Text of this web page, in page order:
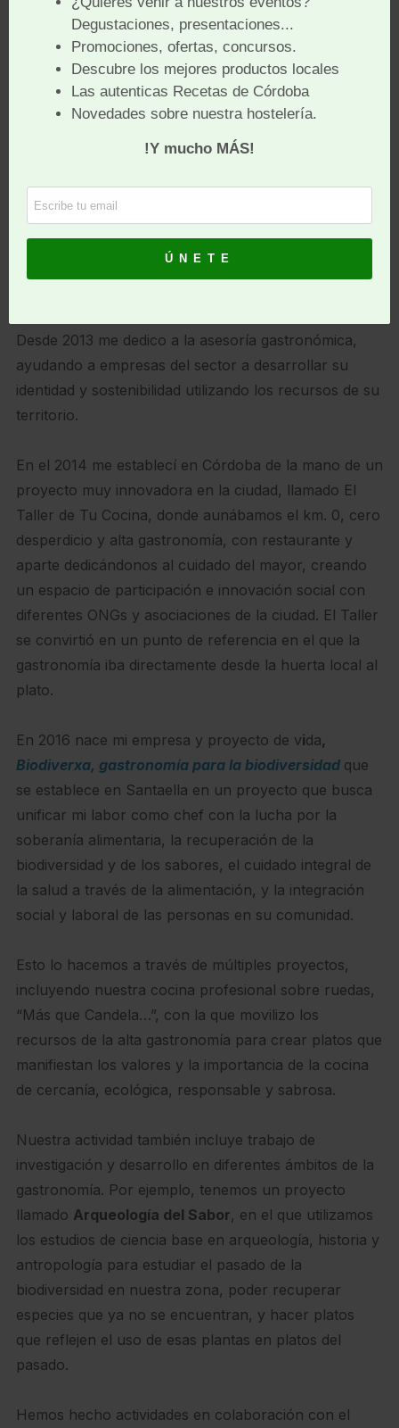
Mi primer proyecto, el Restaurante Iris, en Granada,
fue un referente en cocina de autor basada en km. 0
y cero desperdicio en la ciudad, a la par que un
proyecto de inserción social.
gastronómicos en diferentes puntos de la geografía
española. Mi labor como chef junta la creatividad,
conocimiento y técnica con el respeto a la materia
prima y el compromiso con la justicia social, la
Desde 2013 me dedico a la asesoría gastronómica,
ayudando a empresas del sector a desarrollar su
identidad y sostenibilidad utilizando los recursos de su
territorio.
En el 2014 me establecí en Córdoba de la mano de un
proyecto muy innovadora en la ciudad, llamado El
Taller de Tu Cocina, donde aunábamos el km. 0, cero
desperdicio y alta gastronomía, con restaurante y
aparte dedicándonos al cuidado del mayor, creando
un espacio de participación e innovación social con
diferentes ONGs y asociaciones de la ciudad. El Taller
se convirtió en un punto de referencia en el que la
gastronomía iba directamente desde la huerta local al
plato.
En 2016 nace mi empresa y proyecto de vida,
Biodiverxa, gastronomía para la biodiversidad que
se establece en Santaella en un proyecto que busca
unificar mi labor como chef con la lucha por la
soberanía alimentaria, la recuperación de la
biodiversidad y de los sabores, el cuidado integral de
la salud a través de la alimentación, y la integración
social y laboral de las personas en su comunidad.
Esto lo hacemos a través de múltiples proyectos,
incluyendo nuestra cocina profesional sobre ruedas,
“Más que Candela…”, con la que movilizo los
recursos de la alta gastronomía para crear platos que
manifiestan los valores y la importancia de la cocina
de cercanía, ecológica, responsable y sabrosa.
Nuestra actividad también incluye trabajo de
investigación y desarrollo en diferentes ámbitos de la
gastronomía. Por ejemplo, tenemos un proyecto
llamado Arqueología del Sabor, en el que utilizamos
los estudios de ciencia base en arqueología, historia y
antropología para estudiar el pasado de la
biodiversidad en nuestra zona, poder recuperar
especies que ya no se encuentran, y hacer platos
que reflejen el uso de esas plantas en platos del
pasado.
Hemos hecho actividades en colaboración con el